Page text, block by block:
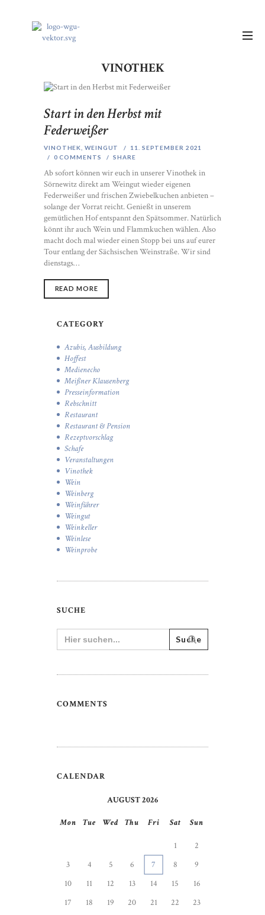
VINOTHEK
Start in den Herbst mit
Federweißer
VINOTHEK ,WEINGUT
11. SEPTEMBER 2021
0 COMMENTS SHARE
Ab sofort können wir euch in unserer Vinothek in
Sörnewitz direkt am Weingut wieder eigenen
Federweißer und frischen Zwiebelkuchen anbieten –
solange der Vorrat reicht. Genießt in unserem
gemütlichen Hof entspannt den Spätsommer. Natürlich
könnt ihr auch Wein und Flammkuchen wählen. Also
macht doch mal wieder einen Stopp bei uns auf eurer
Tour entlang der Sächsischen Weinstraße. Wir sind
dienstags…
READ MORE
CATEGORY
Azubis, Ausbildung
Hoffest
Medienecho
Meißner Klausenberg
Presseinformation
Rebschnitt
Restaurant
Restaurant & Pension
Rezeptvorschlag
Schafe
Veranstaltungen
Vinothek
Wein
Weinberg
Weinführer
Weingut
Weinkeller
Weinlese
Weinprobe
SUCHE
Search
for:
COMMENTS
CALENDAR
AUGUST 2026
Mon Tue Wed Thu Fri Sat Sun
1
2
3
4 5 6 7 8
9
10
11 12 13 14 15
16
17
18 19 20 21 22
23